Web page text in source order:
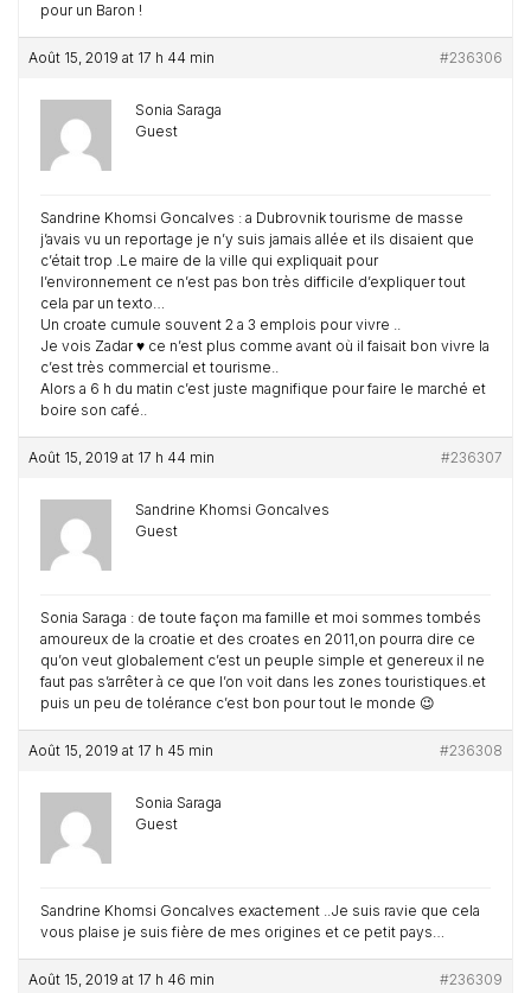
pour un Baron !
Août 15, 2019 at 17 h 44 min #236306
Sonia Saraga
Guest
Sandrine Khomsi Goncalves : a Dubrovnik tourisme de masse
j’avais vu un reportage je n’y suis jamais allée et ils disaient que
c’était trop .Le maire de la ville qui expliquait pour
l’environnement ce n’est pas bon très difficile d’expliquer tout
cela par un texto…
Un croate cumule souvent 2 a 3 emplois pour vivre ..
Je vois Zadar ♥️ ce n’est plus comme avant où il faisait bon vivre la
c’est très commercial et tourisme..
Alors a 6 h du matin c’est juste magnifique pour faire le marché et
boire son café..
Août 15, 2019 at 17 h 44 min #236307
Sandrine Khomsi Goncalves
Guest
Sonia Saraga : de toute façon ma famille et moi sommes tombés
amoureux de la croatie et des croates en 2011,on pourra dire ce
qu’on veut globalement c’est un peuple simple et genereux il ne
faut pas s’arrêter à ce que l’on voit dans les zones touristiques.et
puis un peu de tolérance c’est bon pour tout le monde 😉
Août 15, 2019 at 17 h 45 min #236308
Sonia Saraga
Guest
Sandrine Khomsi Goncalves exactement ..Je suis ravie que cela
vous plaise je suis fière de mes origines et ce petit pays…
Août 15, 2019 at 17 h 46 min #236309